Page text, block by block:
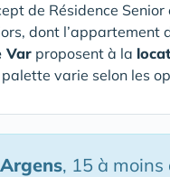
de Résidence
dont l’appartement
Var proposent à la
varie selon les
, 15 à moins